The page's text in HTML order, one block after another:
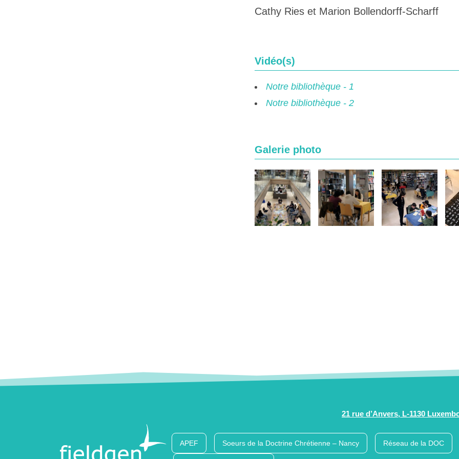
Cathy Ries et Marion Bollendorff-Scharff
Vidéo(s)
Notre bibliothèque - 1
Notre bibliothèque - 2
Galerie photo
21 rue d’Anvers, L-1130
APEF Soeurs de la Doctrine Chrétienne – Nancy Réseau de la DOC